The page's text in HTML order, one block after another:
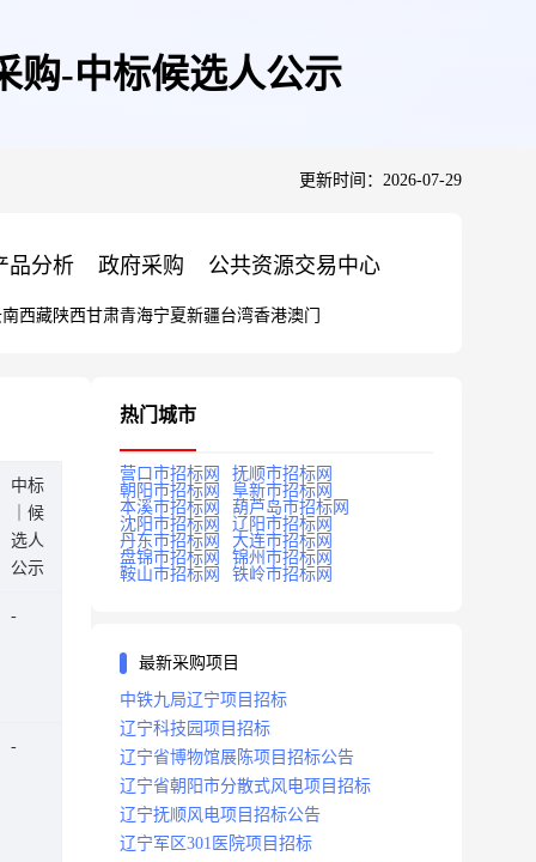
购-中标候选人公示
更新时间：2026-07-29
品分析 政府采购 公共资源交易中心
西藏陕西甘肃青海宁夏新疆台湾香港澳门
中标
｜候
选人
公示
热门城市
营口市招标网
抚顺市招标网
朝阳市招标网
阜新市招标网
本溪市招标网
葫芦岛市招标网
沈阳市招标网
辽阳市招标网
丹东市招标网
大连市招标网
盘锦市招标网
锦州市招标网
鞍山市招标网
铁岭市招标网
最新采购项目
中铁九局辽宁项目招标
辽宁科技园项目招标
辽宁省博物馆展陈项目招标公告
辽宁省朝阳市分散式风电项目招标
辽宁抚顺风电项目招标公告
辽宁军区301医院项目招标